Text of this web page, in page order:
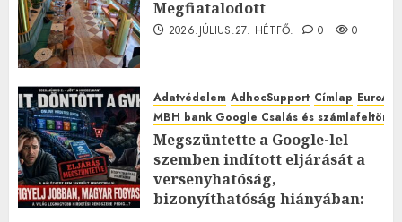
Megfiatalodott
2026.JÚLIUS.27. HÉTFŐ. 0 0
Adatvédelem AdhocSupport Címlap
MBH bank Google Csalás és
Megszüntette a Google-lel
szemben indított eljárását a
versenyhatóság,
bizonyíthatóság hiányában: